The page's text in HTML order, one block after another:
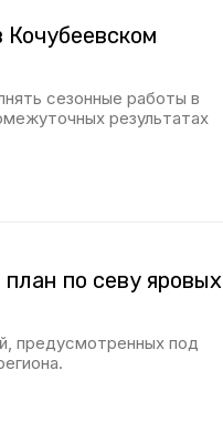
Кочубеевском
сезонные работы в
результатах
по севу яровых
предусмотренных под